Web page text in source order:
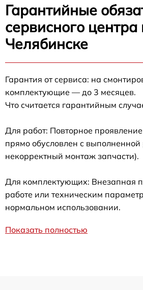
Гарантийные
сервисного центра
Челябинске
Гарантия от сервиса: на
комплектующие — до 3 месяцев.
Что считается гарантийным
Для работ: Повторное
прямо обусловлен с
некорректный монтаж запчасти).
Для комплектующих: Внезапная
работе или техническим
нормальном использовании.
Показать полностью